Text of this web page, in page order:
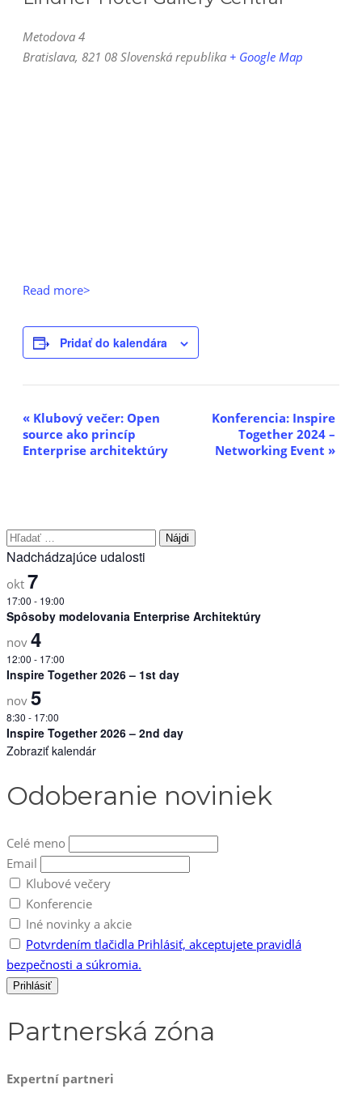
Metodova 4
Bratislava, 821 08 Slovenská republika + Google Map
Read more>
Pridať do kalendára
Udalosť
Navigácia
« Klubový večer: Open
source ako princíp
Enterprise architektúry
Konferencia: Inspire
Together 2024 –
Networking Event »
Hľadať:
Nadchádzajúce udalosti
okt 7
17:00 - 19:00
Spôsoby modelovania Enterprise Architektúry
nov 4
12:00 - 17:00
Inspire Together 2026 – 1st day
nov 5
8:30 - 17:00
Inspire Together 2026 – 2nd day
Zobraziť kalendár
Odoberanie noviniek
Celé meno
Email
Klubové večery
Konferencie
Iné novinky a akcie
Potvrdením tlačidla Prihlásiť, akceptujete pravidlá
bezpečnosti a súkromia.
Partnerská zóna
Expertní partneri